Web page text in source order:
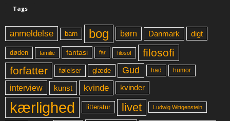
Tags
anmeldelse barn bog børn Danmark digt
døden familie fantasi far filosof
filosofi
forfatter
følelser glæde Gud had humor
interview kunst kvinde kvinder
kærlighed litteratur livet Ludwig Wittgenstein